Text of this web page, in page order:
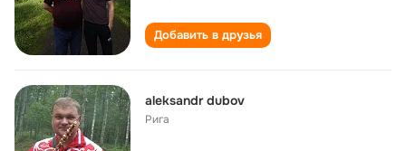
Добавить в друзья
aleksandr dubov
Рига